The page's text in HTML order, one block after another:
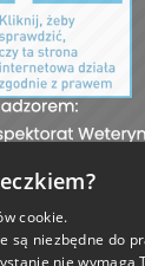
cookie.
są niezbędne do
nie wymaga